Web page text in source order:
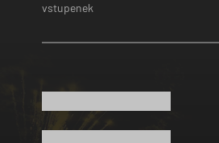
vstupenek